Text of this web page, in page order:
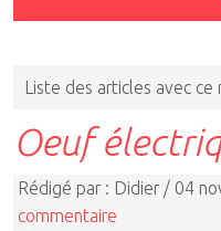
Liste des articles avec ce
Oeuf
Rédigé par : Didier / 04
commentaire